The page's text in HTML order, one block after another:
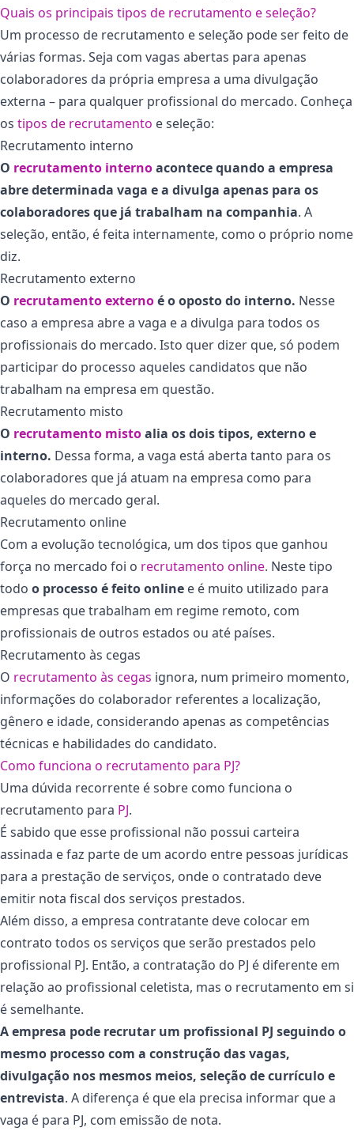
Quais os principais tipos de recrutamento e seleção?
Um processo de recrutamento e seleção pode ser feito de
várias formas. Seja com vagas abertas para apenas
colaboradores da própria empresa a uma divulgação
externa – para qualquer profissional do mercado. Conheça
os tipos de recrutamento e seleção:
Recrutamento interno
O recrutamento internoacontece quando a empresa
abre determinada vaga e a divulga apenas para os
colaboradores que já trabalham na companhia. A
seleção, então, é feita internamente, como o próprio nome
diz.
Recrutamento externo
O recrutamento externoé o oposto do interno. Nesse
caso a empresa abre a vaga e a divulga para todos os
profissionais do mercado. Isto quer dizer que, só podem
participar do processo aqueles candidatos que não
trabalham na empresa em questão.
Recrutamento misto
O recrutamento mistoalia os dois tipos, externo e
interno. Dessa forma, a vaga está aberta tanto para os
colaboradores que já atuam na empresa como para
aqueles do mercado geral.
Recrutamento online
Com a evolução tecnológica, um dos tipos que ganhou
força no mercado foi o recrutamento online. Neste tipo
todo o processo é feito online e é muito utilizado para
empresas que trabalham em regime remoto, com
profissionais de outros estados ou até países.
Recrutamento às cegas
O recrutamento às cegas ignora, num primeiro momento,
informações do colaborador referentes a localização,
gênero e idade, considerando apenas as competências
técnicas e habilidades do candidato.
Como funciona o recrutamento para PJ?
Uma dúvida recorrente é sobre como funciona o
recrutamento para PJ.
É sabido que esse profissional não possui carteira
assinada e faz parte de um acordo entre pessoas jurídicas
para a prestação de serviços, onde o contratado deve
emitir nota fiscal dos serviços prestados.
Além disso, a empresa contratante deve colocar em
contrato todos os serviços que serão prestados pelo
profissional PJ. Então, a contratação do PJ é diferente em
relação ao profissional celetista, mas o recrutamento em si
é semelhante.
A empresa pode recrutar um profissional PJ seguindo o
mesmo processo com a construção das vagas,
divulgação nos mesmos meios, seleção de currículo e
entrevista. A diferença é que ela precisa informar que a
vaga é para PJ, com emissão de nota.